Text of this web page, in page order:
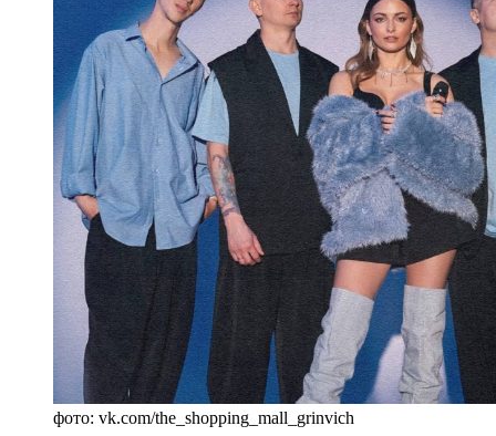
фото: vk.com/the_shopping_mall_grinvich